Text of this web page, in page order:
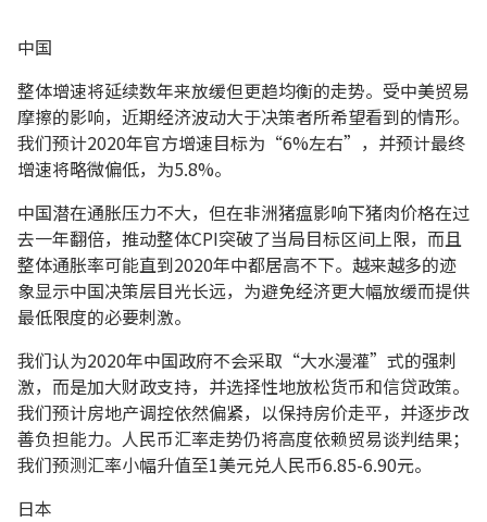
中国
整体增速将延续数年来放缓但更趋均衡的走势。受中美贸易
摩擦的影响，近期经济波动大于决策者所希望看到的情形。
我们预计2020年官方增速目标为“6%左右”，并预计最终
增速将略微偏低，为5.8%。
中国潜在通胀压力不大，但在非洲猪瘟影响下猪肉价格在过
去一年翻倍，推动整体CPI突破了当局目标区间上限，而且
整体通胀率可能直到2020年中都居高不下。越来越多的迹
象显示中国决策层目光长远，为避免经济更大幅放缓而提供
最低限度的必要刺激。
我们认为2020年中国政府不会采取“大水漫灌”式的强刺
激，而是加大财政支持，并选择性地放松货币和信贷政策。
我们预计房地产调控依然偏紧，以保持房价走平，并逐步改
善负担能力。人民币汇率走势仍将高度依赖贸易谈判结果；
我们预测汇率小幅升值至1美元兑人民币6.85-6.90元。
日本